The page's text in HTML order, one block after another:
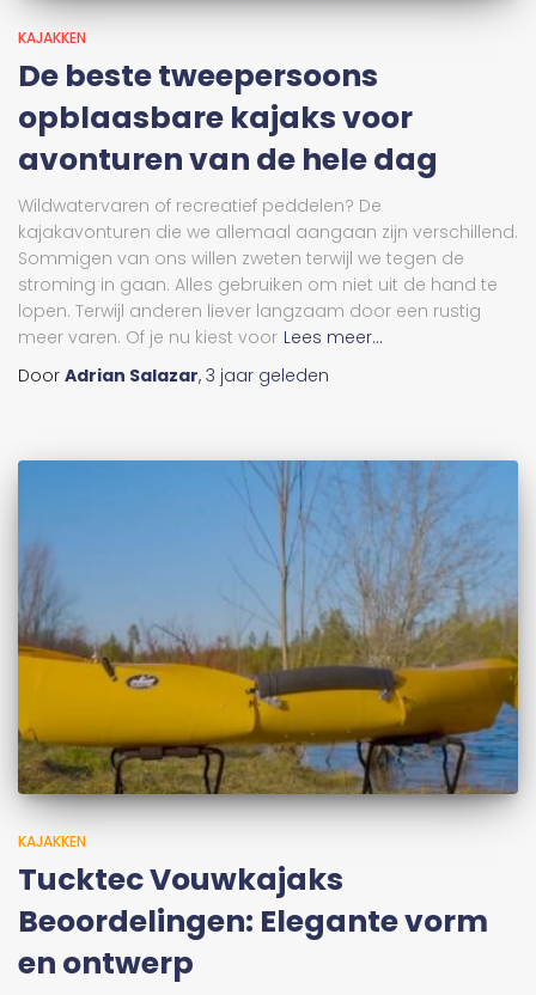
KAJAKKEN
De beste tweepersoons
opblaasbare kajaks voor
avonturen van de hele dag
Wildwatervaren of recreatief peddelen? De
kajakavonturen die we allemaal aangaan zijn verschillend.
Sommigen van ons willen zweten terwijl we tegen de
stroming in gaan. Alles gebruiken om niet uit de hand te
lopen. Terwijl anderen liever langzaam door een rustig
meer varen. Of je nu kiest voor Lees meer...
Door Adrian Salazar, 3 jaar geleden
KAJAKKEN
Tucktec Vouwkajaks
Beoordelingen: Elegante vorm
en ontwerp